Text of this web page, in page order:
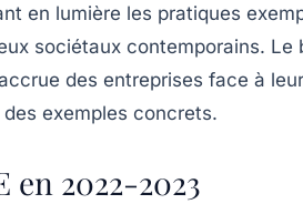
en lumière les pratiques
sociétaux contemporains. Le
des entreprises face à
exemples concrets.
en 2022-2023